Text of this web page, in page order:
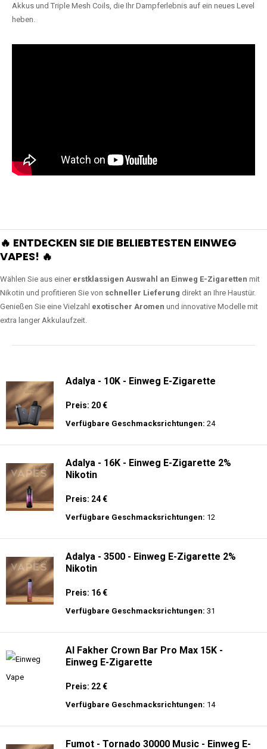
Akkus und Triple Mesh Coils, die Ihr Dampferlebnis auf ein neues Level
heben.
🔥 ENTDECKEN SIE DIE BELIEBTESTEN EINWEG
VAPES! 🔥
Wählen Sie aus einer erstklassigen Auswahl an Einweg E-Zigaretten mit
Nikotin und profitieren Sie von schneller Lieferung direkt an Ihre Haustür.
Genießen Sie eine Vielzahl exotischer Aromen und innovative Modelle mit
extra langer Akkulaufzeit.
Adalya - 10K - Einweg E-Zigarette
Preis: 20 €
Verfügbare Geschmacksrichtungen: 24
Adalya - 16K - Einweg E-Zigarette 2%
Nikotin
Preis: 24 €
Verfügbare Geschmacksrichtungen: 12
Adalya - 3500 - Einweg E-Zigarette 2%
Nikotin
Preis: 16 €
Verfügbare Geschmacksrichtungen: 31
Al Fakher Crown Bar Pro Max 15K -
Einweg E-Zigarette
Preis: 22 €
Verfügbare Geschmacksrichtungen: 14
Fumot - Tornado 30000 Music - Einweg E-